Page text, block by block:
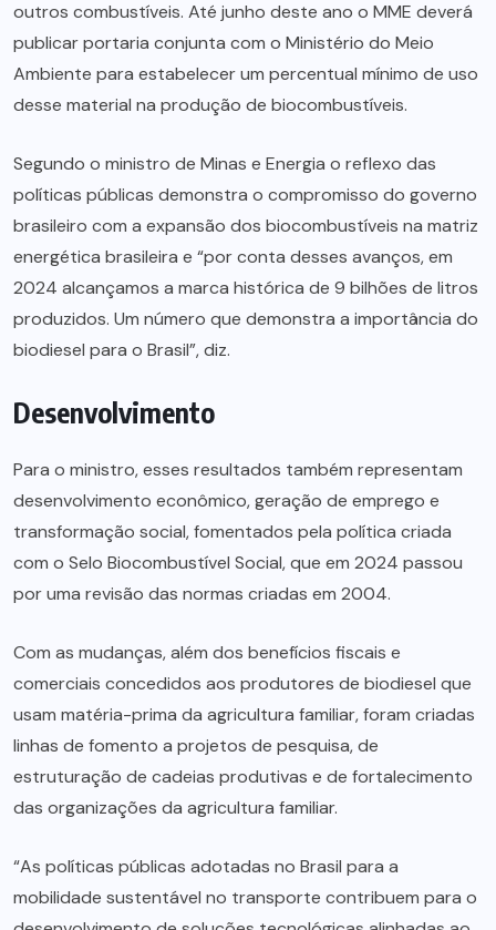
outros combustíveis. Até junho deste ano o MME deverá
publicar portaria conjunta com o Ministério do Meio
Ambiente para estabelecer um percentual mínimo de uso
desse material na produção de biocombustíveis.
Segundo o ministro de Minas e Energia o reflexo das
políticas públicas demonstra o compromisso do governo
brasileiro com a expansão dos biocombustíveis na matriz
energética brasileira e “por conta desses avanços, em
2024 alcançamos a marca histórica de 9 bilhões de litros
produzidos. Um número que demonstra a importância do
biodiesel para o Brasil”, diz.
Desenvolvimento
Para o ministro, esses resultados também representam
desenvolvimento econômico, geração de emprego e
transformação social, fomentados pela política criada
com o Selo Biocombustível Social, que em 2024 passou
por uma revisão das normas criadas em 2004.
Com as mudanças, além dos benefícios fiscais e
comerciais concedidos aos produtores de biodiesel que
usam matéria-prima da agricultura familiar, foram criadas
linhas de fomento a projetos de pesquisa, de
estruturação de cadeias produtivas e de fortalecimento
das organizações da agricultura familiar.
“As políticas públicas adotadas no Brasil para a
mobilidade sustentável no transporte contribuem para o